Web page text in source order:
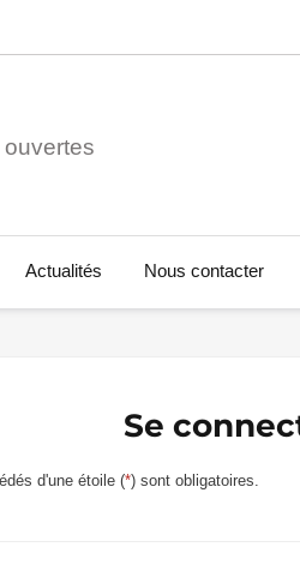
Actualités Nous contacter
Se
d'une étoile (*) sont obligatoires.